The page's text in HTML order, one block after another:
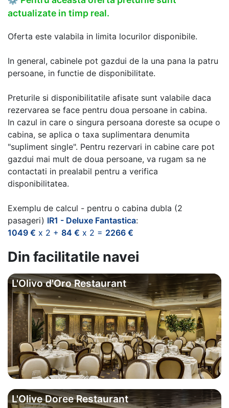
actualizate in timp real.
Oferta este valabila in limita locurilor disponibile.
In general, cabinele pot gazdui de la una pana la patru
persoane, in functie de disponibilitate.
Preturile si disponibilitatile afisate sunt valabile daca
rezervarea se face pentru doua persoane in cabina.
In cazul in care o singura persoana doreste sa ocupe o
cabina, se aplica o taxa suplimentara denumita
"supliment single". Pentru rezervari in cabine care pot
gazdui mai mult de doua persoane, va rugam sa ne
contactati in prealabil pentru a verifica
disponibilitatea.
Exemplu de calcul - pentru o cabina dubla (2
pasageri) IR1 - Deluxe Fantastica:
1049 € x 2 + 84 € x 2 = 2266 €
Din facilitatile navei
L'Olivo d'Oro Restaurant
L'Olive Doree Restaurant